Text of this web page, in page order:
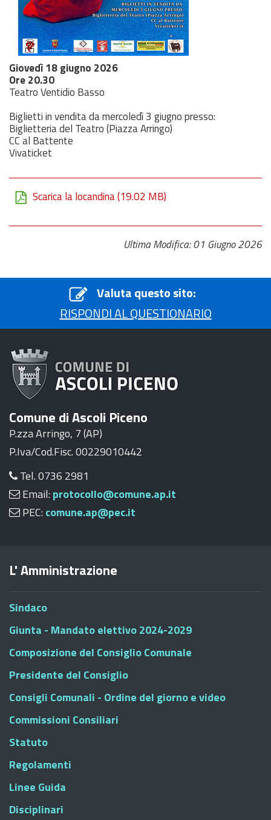
Giovedì 18 giugno 2026
Ore 20.30
Teatro Ventidio Basso
Biglietti in vendita da mercoledì 3 giugno presso:
Biglietteria del Teatro (Piazza Arringo)
CC al Battente
Vivaticket
Scarica la locandina(19.02 MB)
Ultima Modifica: 01 Giugno 2026
Valuta questo sito:
RISPONDI AL QUESTIONARIO
Comune di Ascoli Piceno
P.zza Arringo, 7 (AP)
P.Iva/Cod.Fisc. 00229010442
Tel. 0736 2981
Email: protocollo@comune.ap.it
PEC: comune.ap@pec.it
L' Amministrazione
Sindaco
Giunta - Mandato elettivo 2024-2029
Composizione del Consiglio Comunale
Presidente del Consiglio
Consigli Comunali - Ordine del giorno e video
Commissioni Consiliari
Statuto
Regolamenti
Linee Guida
Disciplinari